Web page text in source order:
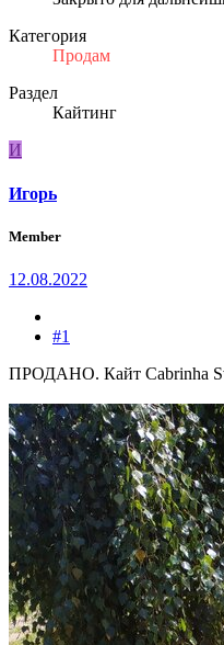
Категория
Продам
Раздел
Кайтинг
И
Игорь
Member
12.08.2022
#1
ПРОДАНО. Кайт Cabrinha